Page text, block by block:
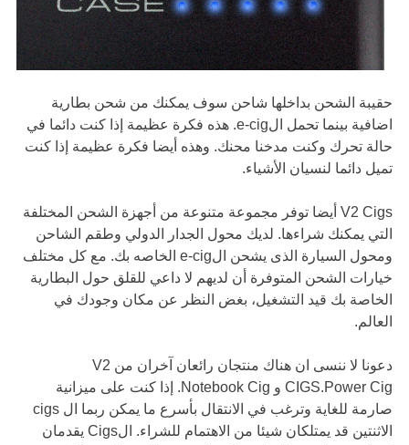
حقيبة الشحن بداخلها شاحن سوف يمكنك من شحن بطارية
اضافية بينما تحمل الe-cig. هذه فكرة عظيمة إذا كنت دائما في
حالة تحرك وكنت مدخنا محنك. وهذه أيضا فكرة عظيمة إذا كنت
تميل دائما لنسيان الأشياء.
V2 Cigs أيضا توفر مجموعة متنوعة من أجهزة الشحن المختلفة
التي يمكنك شراءها. لديك محول الجدار الدولي وطقم الشاحن
ومحول السيارة الذى يشحن الe-cig الخاصه بك. مع كل مختلف
خيارات الشحن المتوفرة أن لديهم لا داعي للقلق حول البطارية
الخاصة بك قيد التشغيل، بغض النظر عن مكان وجودك في
العالم.
دعونا لا ننسى ان هناك منتجان رائعان آخران من V2
CIGS.Power Cig و Notebook Cig. إذا كنت على ميزانية
صارمة للغاية وترغب في الانتقال بأسرع ما يمكن ربما ال cigs
الاثنتين قد يمتلكان شيئا من الاهتمام للشراء. الCigs يقدمان